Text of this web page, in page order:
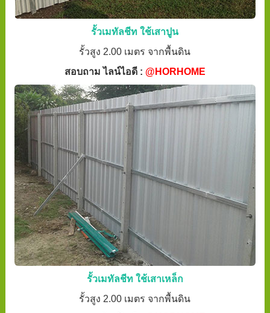
รั้วเมทัลชีท ใช้เสาปูน
รั้วสูง 2.00 เมตร จากพื้นดิน
สอบถาม ไลน์ไอดี : @HORHOME
รั้วเมทัลชีท ใช้เสาเหล็ก
รั้วสูง 2.00 เมตร จากพื้นดิน